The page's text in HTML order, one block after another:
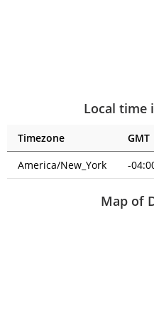
Local time
Timezone GMT
America/New_York
-
Map of